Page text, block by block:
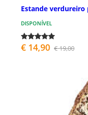
Estande verdureiro
DISPONÍVEL
€ 14,90 € 19,00